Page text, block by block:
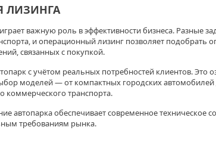
ЛИЗИНГА
важную роль в эффективности бизнеса. Разные
и операционный лизинг позволяет подобрать
связанных с покупкой.
с учётом реальных потребностей клиентов. Это
моделей — от компактных городских автомобилей
коммерческого транспорта.
автопарка обеспечивает современное техническое
требованиям рынка.